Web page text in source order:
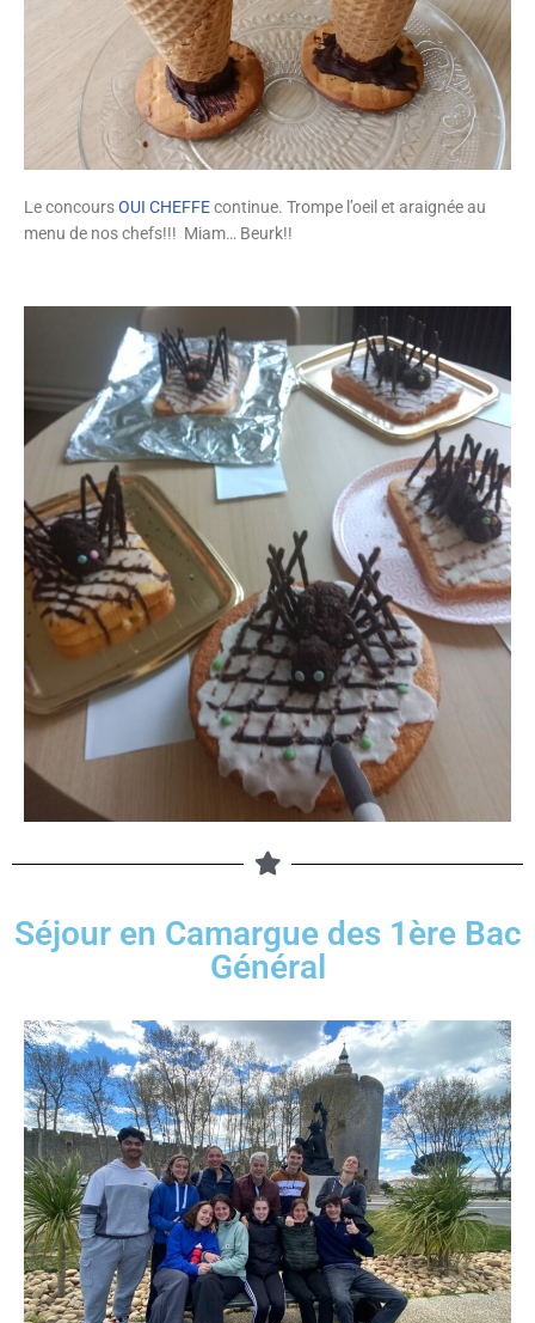
Le concoursOUI CHEFFEcontinue. Trompe l’oeil et araignée au
menu de nos chefs!!! Miam… Beurk!!
Séjour en Camargue des 1ère Bac
Général